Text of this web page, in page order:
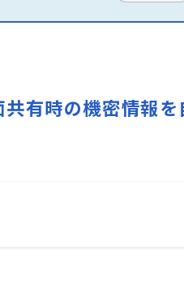
有時の機密情報を